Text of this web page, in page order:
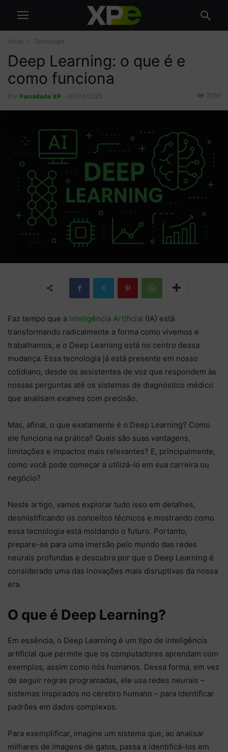
Início Tecnologia
Deep Learning: o que é e
como funciona
Por Faculdade XP 01/04/2025 2169
Faz tempo que a Inteligência Artificial (IA) está
transformando radicalmente a forma como vivemos e
trabalhamos, e o Deep Learning está no centro dessa
mudança. Essa tecnologia já está presente em nosso
cotidiano, desde os assistentes de voz que respondem às
nossas perguntas até os sistemas de diagnóstico médico
que analisam exames com precisão.
Mas, afinal, o que exatamente é o Deep Learning? Como
ele funciona na prática? Quais são suas vantagens,
limitações e impactos mais relevantes? E, principalmente,
como você pode começar a utilizá-lo em sua carreira ou
negócio?
Neste artigo, vamos explorar tudo isso em detalhes,
desmistificando os conceitos técnicos e mostrando como
essa tecnologia está moldando o futuro. Portanto,
prepare-se para uma imersão pelo mundo das redes
neurais profundas e descubra por que o Deep Learning é
considerado uma das inovações mais disruptivas da nossa
era.
O que é Deep Learning?
Em essência, o Deep Learning é um tipo de inteligência
artificial que permite que os computadores aprendam com
exemplos, assim como nós humanos. Dessa forma, em vez
de seguir regras programadas, ele usa redes neurais –
sistemas inspirados no cérebro humano – para identificar
padrões em dados complexos.
Para exemplificar, imagine um sistema que, ao analisar
milhares de imagens de gatos, passa a identificá-los em